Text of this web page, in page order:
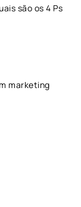
são os 4 Ps
marketing